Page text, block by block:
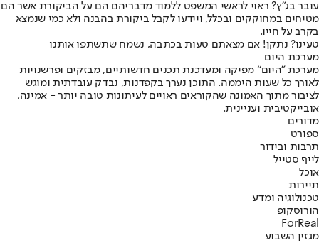
עובר בג"ץ? ראוי לראשי המשפט ללמוד מדבריהם הם על הביקורת אשר הם
מטיחים במחוקקים ובכלל, ויידעו לקבל ביקורת בהבנה ולא כמי שנמצא
בקרב על חייו.
טעינו? נתקן! אם מצאתם טעות בכתבה, נשמח שתשתפו אותנו
מערכת היום
מערכת "היום“ מפיקה ומעדכנת תכנים חדשותיים, מבזקים ופרשנויות
לאורך כל שעות היממה. התוכן נערך בקפדנות, נבדק עובדתית ומוגש
לציבור מתוך האמונה שהקוראים ראויים לעיתונות טובה יותר - אמינה,
אובייקטיבית ועניינית.
מדורים
ספורט
תרבות ובידור
לייף סטייל
אוכל
תיירות
טכנולוגיה ומדע
הורוסקופ
ForReal
מגזין השבוע